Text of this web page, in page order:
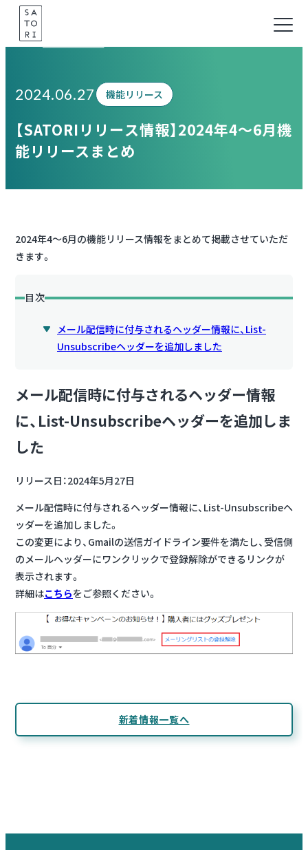
Skip
content
2024.06.27 機能リリース
【SATORIリリース情報】2024年4～6月機
能リリースまとめ
2024年4～6月の機能リリース情報をまとめて掲載させていただ
きます。
目次
メール配信時に付与されるヘッダー情報に、List-
Unsubscribeヘッダーを追加しました
メール配信時に付与されるヘッダー情報
に、List-Unsubscribeヘッダーを追加しま
した
リリース日：2024年5月27日
メール配信時に付与されるヘッダー情報に、List-Unsubscribeヘ
ッダーを追加しました。
この変更により、Gmailの送信ガイドライン要件を満たし、受信側
のメールヘッダーにワンクリックで登録解除ができるリンクが
表示されます。
詳細はこちらをご参照ください。
新着情報一覧へ